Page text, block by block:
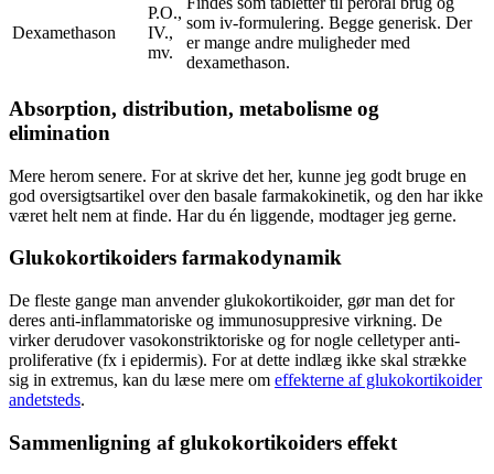
Dexamethason
P.O.,
IV.,
mv.
som iv-formulering. Begge generisk. Der
er mange andre muligheder med
dexamethason.
Absorption, distribution, metabolisme og
elimination
Mere herom senere. For at skrive det her, kunne jeg godt bruge en
god oversigtsartikel over den basale farmakokinetik, og den har ikke
været helt nem at finde. Har du én liggende, modtager jeg gerne.
Glukokortikoiders farmakodynamik
De fleste gange man anvender glukokortikoider, gør man det for
deres anti-inflammatoriske og immunosuppresive virkning. De
virker derudover vasokonstriktoriske og for nogle celletyper anti-
proliferative (fx i epidermis). For at dette indlæg ikke skal strække
sig in extremus, kan du læse mere om effekterne af glukokortikoider
andetsteds.
Sammenligning af glukokortikoiders effekt